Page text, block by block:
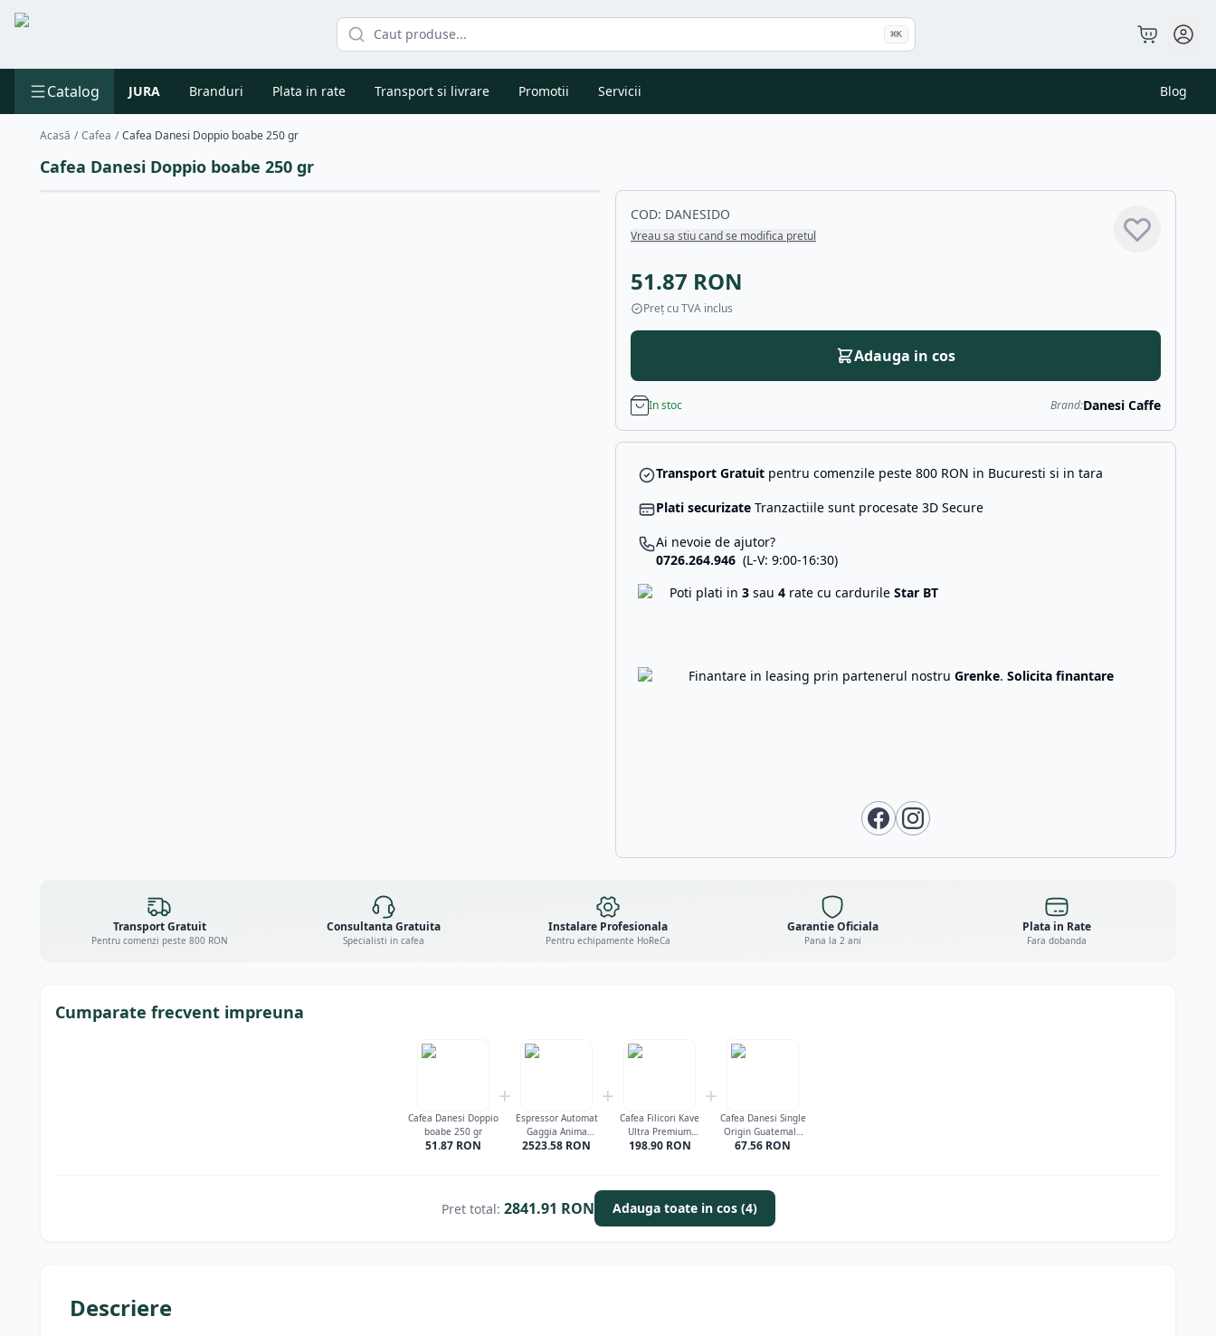
⌘K
Catalog JURA Branduri Plata in rate Transport si livrare Promotii Servicii Blog
Acasă / Cafea / Cafea Danesi Doppio boabe 250 gr
Cafea Danesi Doppio boabe 250 gr
COD: DANESIDO
Vreau sa stiu cand se modifica pretul
51.87 RON
Preț cu TVA inclus
Adauga in cos
In stoc Brand:Danesi Caffe
Transport Gratuit pentru comenzile peste 800 RON in Bucuresti si in tara
Plati securizate Tranzactiile sunt procesate 3D Secure
Ai nevoie de ajutor?
0726.264.946 (L-V: 9:00-16:30)
Poti plati in 3 sau 4 rate cu cardurile Star BT
Finantare in leasing prin partenerul nostru Grenke. Solicita finantare
Transport Gratuit
Pentru comenzi peste 800 RON
Consultanta Gratuita
Specialisti in cafea
Instalare Profesionala
Pentru echipamente HoReCa
Garantie Oficiala
Pana la 2 ani
Plata in Rate
Fara dobanda
Cumparate frecvent impreuna
Cafea Danesi Doppio
boabe 250 gr
51.87 RON
+
Espressor Automat
Gaggia Anima
Deluxe
2523.58 RON
+
Cafea Filicori Kave
Ultra Premium
boabe 1 kg
198.90RON
+
Cafea Danesi Single
Origin Guatemala
boabe 250 gr
67.56 RON
Pret total: 2841.91 RON Adauga toate in cos (4)
Descriere